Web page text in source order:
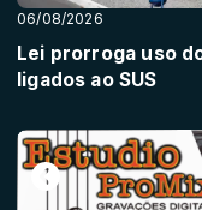
06/08/2026
Lei prorroga uso
ligados ao SUS